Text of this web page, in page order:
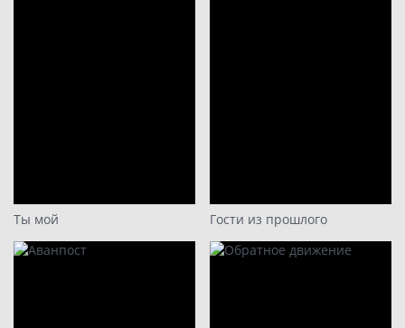
Ты мой Гости из прошлого